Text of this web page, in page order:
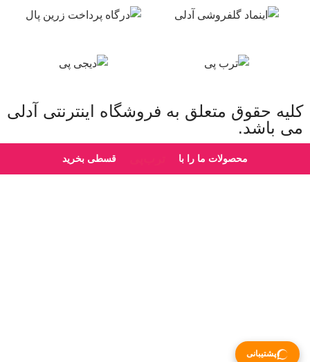
کلیه حقوق متعلق به فروشگاه اینترنتی آدلی
می باشد.
محصولات ما را با قسطی بخرید
پشتیبانی